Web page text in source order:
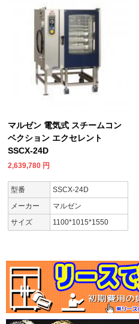
マルゼン 電気式 スチームコン
ベクション エクセレント
SSCX-24D
2,639,780 円
型番
SSCX-24D
メーカー
マルゼン
サイズ
1100*1015*1550